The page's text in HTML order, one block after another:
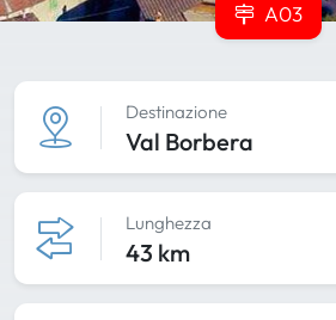
A03
Destinazione
Val Borbera
Lunghezza
43 km